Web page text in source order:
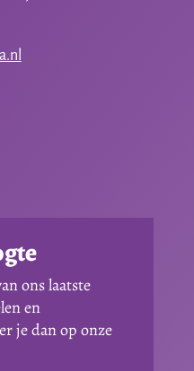
ons laatste
en
je dan op onze